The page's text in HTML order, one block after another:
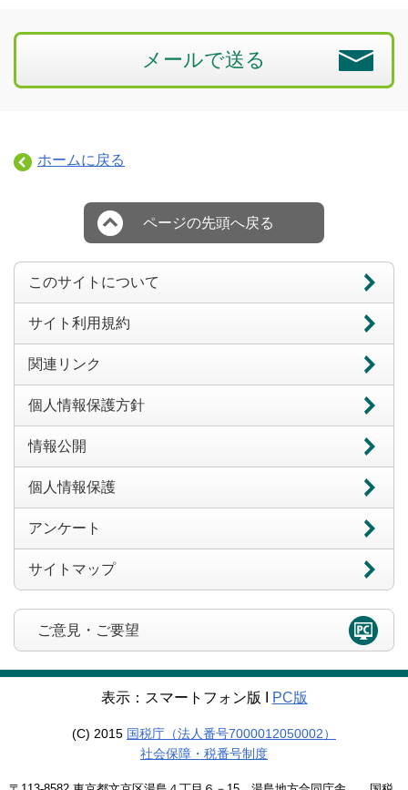
メールで送る
ホームに戻る
ページの先頭へ戻る
このサイトについて
サイト利用規約
関連リンク
個人情報保護方針
情報公開
個人情報保護
アンケート
サイトマップ
ご意見・ご要望
表示：スマートフォン版 Ι PC版
(C) 2015 国税庁（法人番号7000012050002）
社会保障・税番号制度